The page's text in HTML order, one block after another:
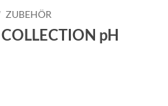
ZUBEHÖR
pH